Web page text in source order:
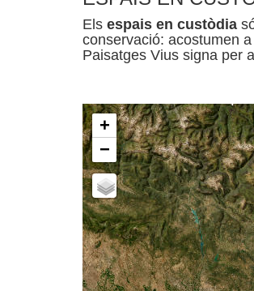
Els espais en custòdia
conservació: acostumen
Paisatges Vius signa per
+
−